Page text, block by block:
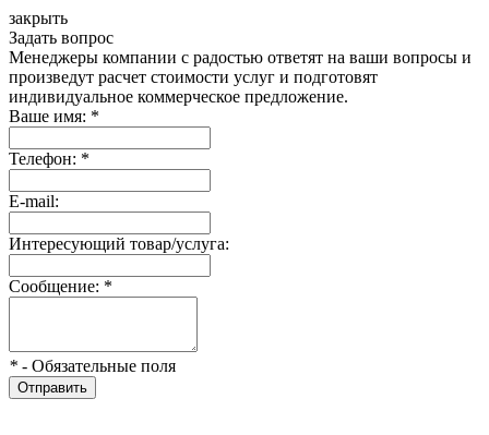
закрыть
Задать вопрос
Менеджеры компании с радостью ответят на ваши вопросы и
произведут расчет стоимости услуг и подготовят
индивидуальное коммерческое предложение.
Ваше имя: *
Телефон: *
E-mail:
Интересующий товар/услуга:
Сообщение: *
* - Обязательные поля
Отправить